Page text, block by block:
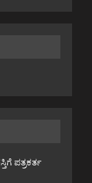
ಪತ್ರಕರ್ತ